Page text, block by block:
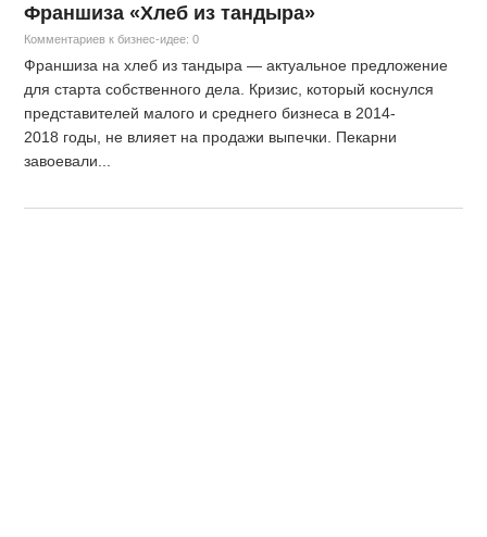
Франшиза «Хлеб из тандыра»
Комментариев к бизнес-идее: 0
Франшиза на хлеб из тандыра — актуальное предложение
для старта собственного дела. Кризис, который коснулся
представителей малого и среднего бизнеса в 2014-
2018 годы, не влияет на продажи выпечки. Пекарни
завоевали...